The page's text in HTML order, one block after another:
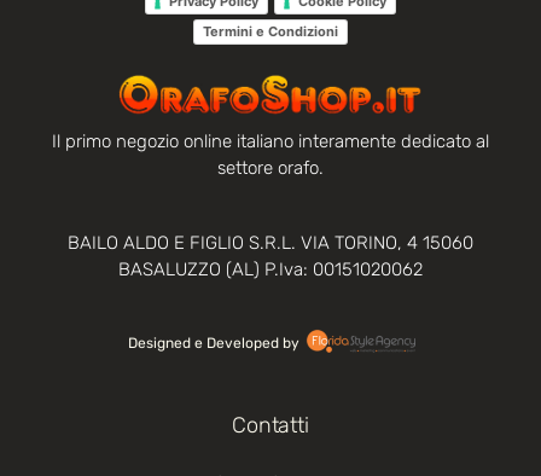
Termini e Condizioni
Il primo negozio online italiano interamente dedicato al
settore orafo.
BAILO ALDO E FIGLIO S.R.L. VIA TORINO, 4 15060
BASALUZZO (AL) P.Iva: 00151020062
Contatti